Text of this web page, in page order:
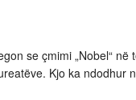
se çmimi „Nobel“ në
Kjo ka ndodhur